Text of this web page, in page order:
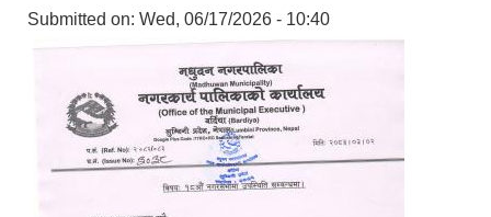
Submitted on: Wed, 06/17/2026 - 10:40